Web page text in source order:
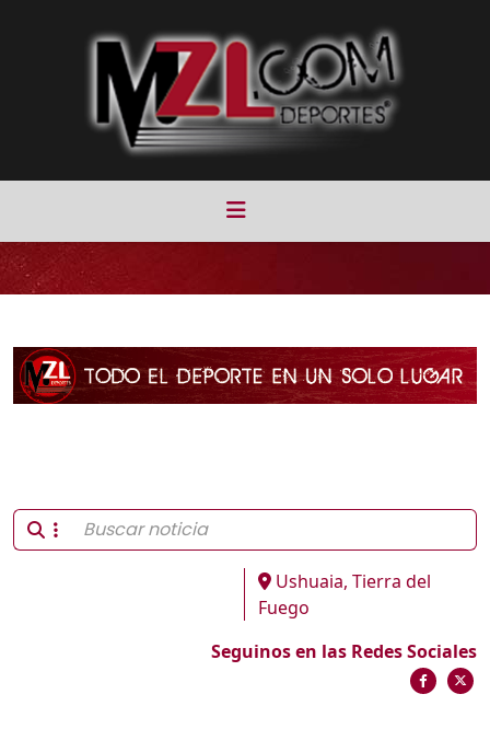
Ushuaia, Tierra del
Fuego
Seguinos en las Redes Sociales